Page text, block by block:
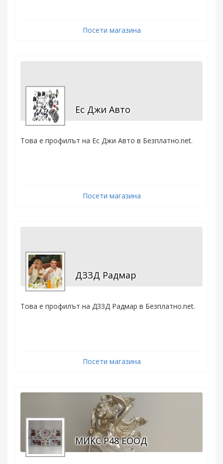
Посети магазина
Ес Джи Авто
Това е профилът на Ес Джи Авто в Безплатно.net.
Посети магазина
ДЗЗД Радмар
Това е профилът на ДЗЗД Радмар в Безплатно.net.
Посети магазина
МИКС Р48 ЕООД